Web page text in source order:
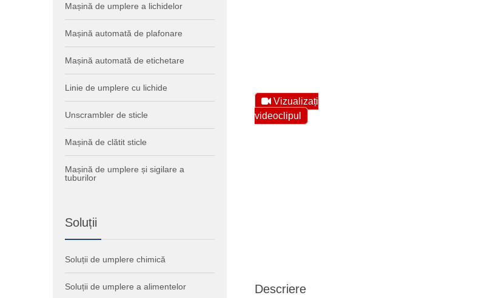
Vizualizați
videoclipul
Descriere
Mașină de umplere a lichidelor
Mașină automată de plafonare
Mașină automată de etichetare
Linie de umplere cu lichide
Unscrambler de sticle
Mașină de clătit sticle
Mașină de umplere și sigilare a
tuburilor
Soluții
Soluții de umplere chimică
Soluții de umplere a alimentelor